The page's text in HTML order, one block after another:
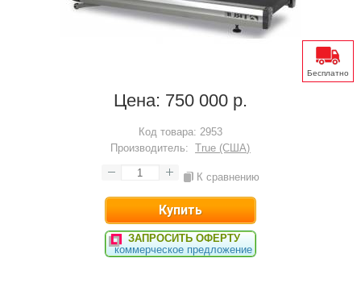
Бесплатно
Цена: 750 000 р.
Код товара: 2953
Производитель:
True (США)
К сравнению
ЗАПРОСИТЬ ОФЕРТУ
коммерческое предложение